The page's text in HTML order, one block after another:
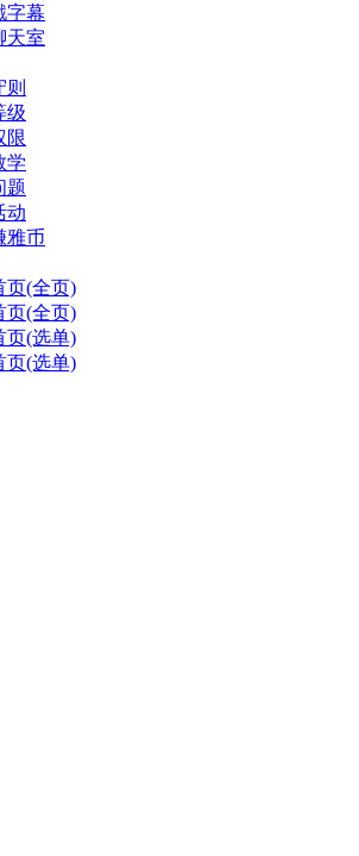
字幕
天室
则
级
限
学
题
动
雅币
页(全页)
页(全页)
页(选单)
页(选单)